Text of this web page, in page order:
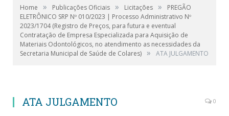
Home » Publicações Oficiais » Licitações »
PREGÃO
ELETRÔNICO SRP Nº 010/2023 | Processo Administrativo Nº
2023/1704 (Registro de Preços, para futura e eventual
Contratação de Empresa Especializada para Aquisição de
Materiais Odontológicos, no atendimento as necessidades da
Secretaria Municipal de Saúde de Colares) » ATA JULGAMENTO
ATA JULGAMENTO 0